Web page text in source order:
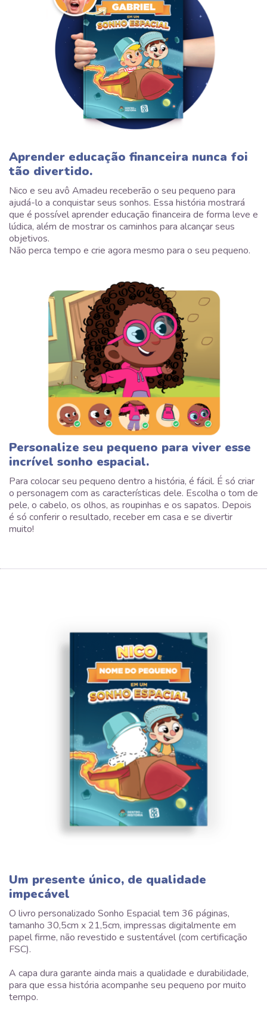
Aprender educação financeira nunca foi
tão divertido.
Nico e seu avô Amadeu receberão o seu pequeno para
ajudá-lo a conquistar seus sonhos. Essa história mostrará
que é possível aprender educação financeira de forma leve e
lúdica, além de mostrar os caminhos para alcançar seus
objetivos.
Não perca tempo e crie agora mesmo para o seu pequeno.
Personalize seu pequeno para viver esse
incrível sonho espacial.
Para colocar seu pequeno dentro a história, é fácil. É só criar
o personagem com as características dele. Escolha o tom de
pele, o cabelo, os olhos, as roupinhas e os sapatos. Depois
é só conferir o resultado, receber em casa e se divertir
muito!
Um presente único, de qualidade
impecável
O livro personalizado Sonho Espacial tem 36 páginas,
tamanho 30,5cm x 21,5cm, impressas digitalmente em
papel firme, não revestido e sustentável (com certificação
FSC).
A capa dura garante ainda mais a qualidade e durabilidade,
para que essa história acompanhe seu pequeno por muito
tempo.